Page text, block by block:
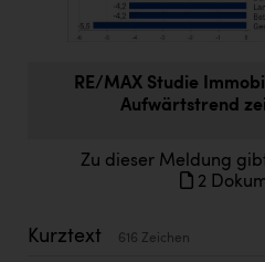
Doppler Gruppe
RE/MAX Studie
Aufwärtstrend
Zu dieser Meldung
2
Kurztext 616 Zeichen